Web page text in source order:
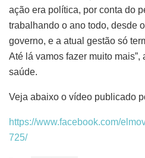
ação era política, por conta do
trabalhando o ano todo, desde
governo, e a atual gestão só
Até lá vamos fazer muito
saúde.
Veja abaixo o vídeo publicado
https://www.facebook.com/
725/